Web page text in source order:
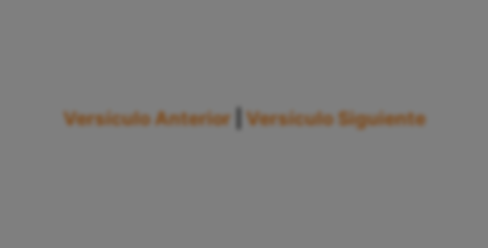
Versículo Anterior Versículo Siguiente